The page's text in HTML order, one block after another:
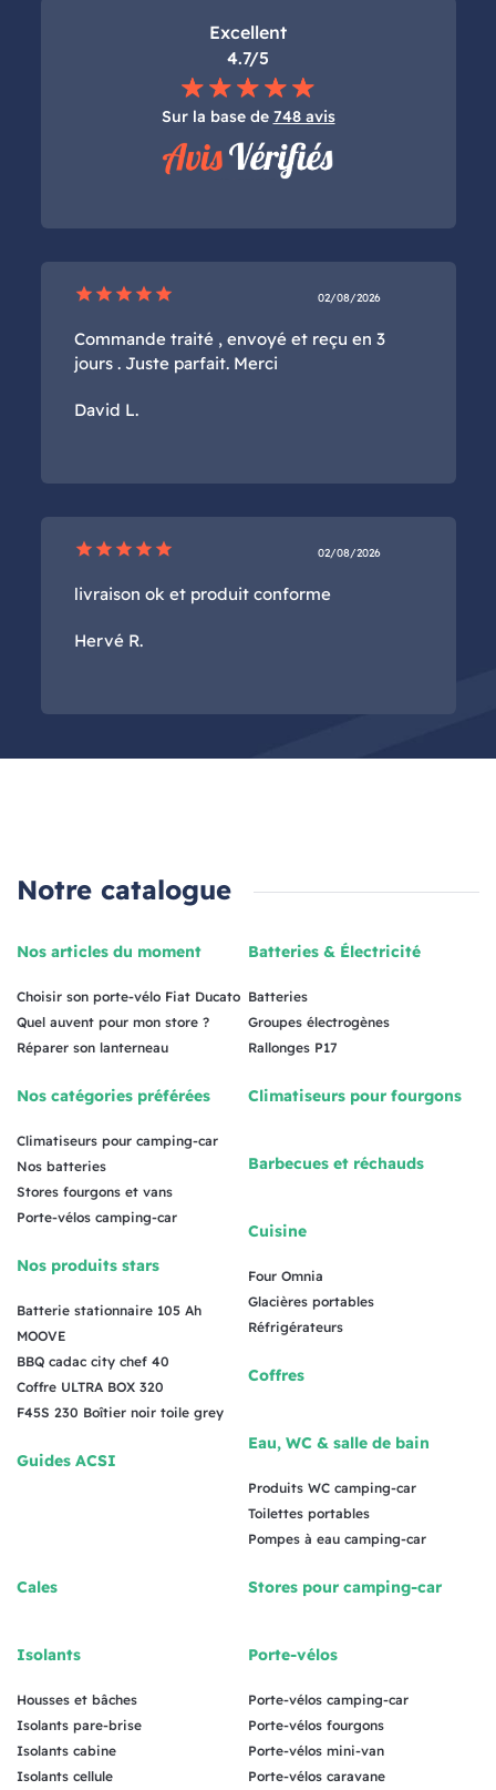
Excellent
4.7/5
Sur la base de 748 avis
star star star star star 02/08/2026
Commande traité , envoyé et reçu en 3
jours . Juste parfait. Merci
David L.
star star star star star 02/08/2026
livraison ok et produit conforme
Hervé R.
Notre catalogue
Nos articles du moment
Choisir son porte-vélo Fiat Ducato
Quel auvent pour mon store ?
Réparer son lanterneau
Nos catégories préférées
Climatiseurs pour camping-car
Nos batteries
Stores fourgons et vans
Porte-vélos camping-car
Nos produits stars
Batterie stationnaire 105 Ah
MOOVE
BBQ cadac city chef 40
Coffre ULTRA BOX 320
F45S 230 Boîtier noir toile grey
Guides ACSI
Batteries & Électricité
Batteries
Groupes électrogènes
Rallonges P17
Climatiseurs pour fourgons
Barbecues et réchauds
Cuisine
Four Omnia
Glacières portables
Réfrigérateurs
Coffres
Eau, WC & salle de bain
Produits WC camping-car
Toilettes portables
Pompes à eau camping-car
Cales
Isolants
Housses et bâches
Isolants pare-brise
Isolants cabine
Isolants cellule
Stores pour camping-car
Porte-vélos
Porte-vélos camping-car
Porte-vélos fourgons
Porte-vélos mini-van
Porte-vélos caravane